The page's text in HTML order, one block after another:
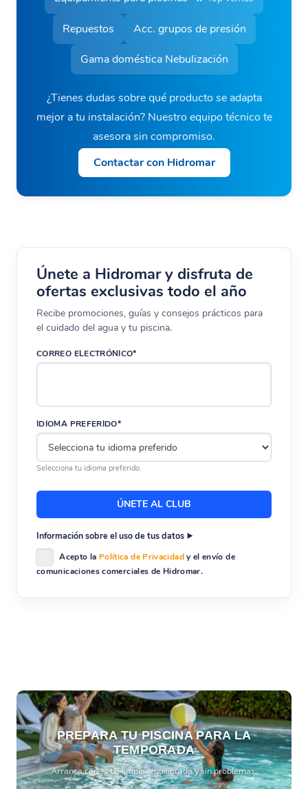
Repuestos
Acc. grupos de presión
Gama doméstica Nebulización
¿Tienes dudas sobre qué producto se adapta
mejor a tu instalación? Nuestro equipo técnico te
asesora sin compromiso.
Contactar con Hidromar
Únete a Hidromar y disfruta de
ofertas exclusivas todo el año
Recibe promociones, guías y consejos prácticos para
el cuidado del agua y tu piscina.
CORREO ELECTRÓNICO*
IDIOMA PREFERIDO*
Selecciona tu idioma preferido.
Información sobre el uso de tus datos
Acepto la Política de Privacidady el envío de
comunicaciones comerciales de Hidromar.
PREPARA TU PISCINA PARA LA
TEMPORADA
Arranca con agua limpia, equilibrada y sin problemas.